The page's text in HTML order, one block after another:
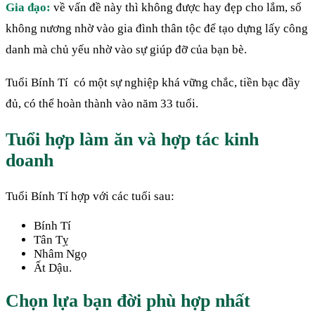
Gia đạo: về vấn đề này thì không được hay đẹp cho lắm, số
không nương nhờ vào gia đình thân tộc để tạo dựng lấy công
danh mà chủ yếu nhờ vào sự giúp đỡ của bạn bè.
Tuổi Bính Tí có một sự nghiệp khá vững chắc, tiền bạc đầy
đủ, có thể hoàn thành vào năm 33 tuổi.
Tuổi hợp làm ăn và hợp tác kinh
doanh
Tuổi Bính Tí hợp với các tuổi sau:
Bính Tí
Tân Tỵ
Nhâm Ngọ
Ất Dậu.
Chọn lựa bạn đời phù hợp nhất